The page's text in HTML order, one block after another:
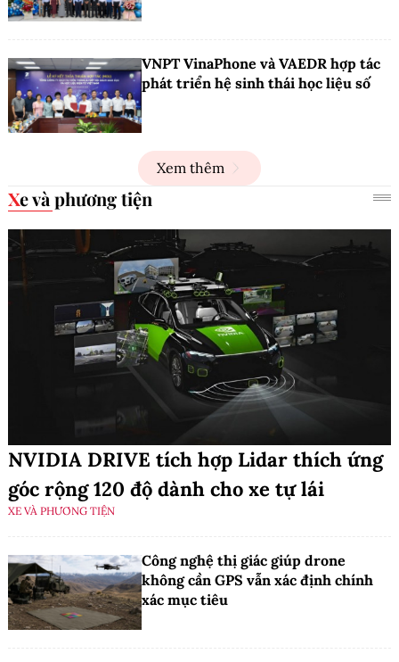
VNPT VinaPhone và VAEDR hợp tác
phát triển hệ sinh thái học liệu số
Xem thêm
Xe và phương tiện
NVIDIA DRIVE tích hợp Lidar thích ứng
góc rộng 120 độ dành cho xe tự lái
XE VÀ PHƯƠNG TIỆN
Công nghệ thị giác giúp drone
không cần GPS vẫn xác định chính
xác mục tiêu